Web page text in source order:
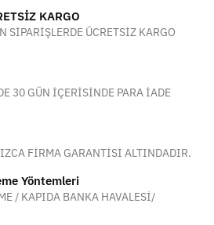
KARGO
SİPARİŞLERDE ÜCRETSİZ KARGO
30 GÜN İÇERİSİNDE PARA İADE
FİRMA GARANTİSİ ALTINDADIR.
Yöntemleri
/ KAPIDA BANKA HAVALESİ/